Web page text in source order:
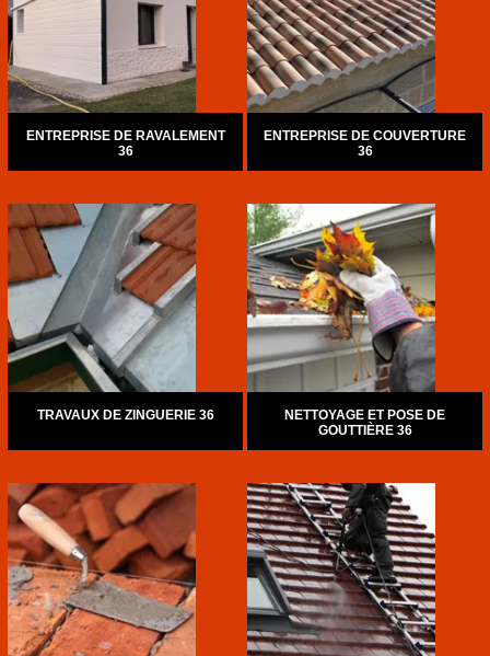
ENTREPRISE DE RAVALEMENT
36
ENTREPRISE DE COUVERTURE
36
TRAVAUX DE ZINGUERIE 36
NETTOYAGE ET POSE DE
GOUTTIÈRE 36